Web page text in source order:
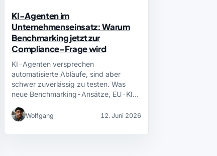
KI-Agenten im
Unternehmenseinsatz: Warum
Benchmarking jetzt zur
Compliance-Frage wird
KI-Agenten versprechen
automatisierte Abläufe, sind aber
schwer zuverlässig zu testen. Was
neue Benchmarking-Ansätze, EU-KI-
Wolfgang 12. Juni 2026